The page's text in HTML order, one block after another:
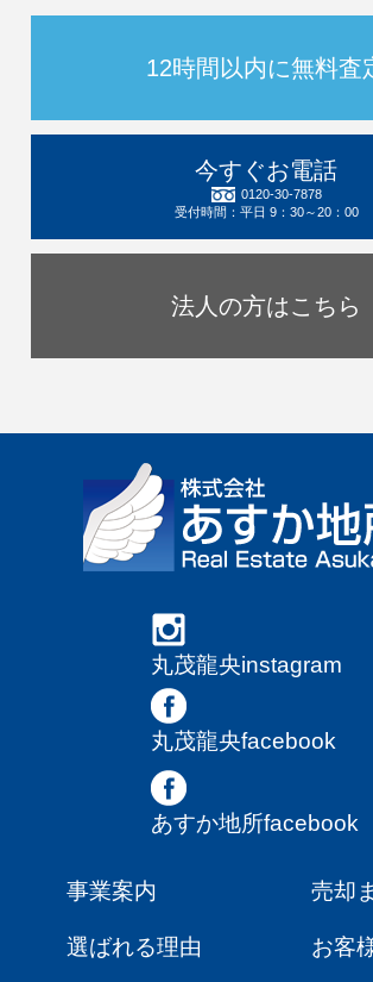
12時間以内に無料査
今すぐお電話
0120-30-7878
受付時間：平日 9：30～20：00
法人の方はこちら
丸茂龍央instagram
丸茂龍央facebook
あすか地所facebook
事業案内
選ばれる理由
売却
お客